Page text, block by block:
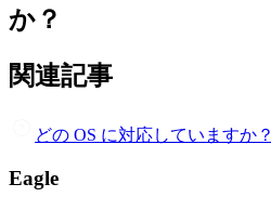
か？
関連記事
どの OS に対応していますか？
Eagle